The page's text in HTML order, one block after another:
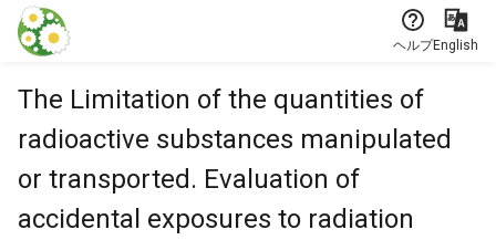
本文に飛ぶ
ヘルプEnglish
The Limitation of the quantities of
radioactive substances manipulated
or transported. Evaluation of
accidental exposures to radiation